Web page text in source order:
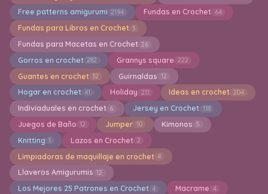
Free patterns amigurumi 2194 Fundas en Crochet 64
Fundas para Libros en Crochet 3
Fundas para Macetas en Crochet 26
Gorros en crochet 282 Grannys square 222
Guantes en crochet 32 Guirnaldas 12
Hogar en crochet 41 Holiday 211 Ideas en crochet 204
Indiviaduales en crochet 6 Jersey en Crochet 118
Juegos de Baño 12 Jumper 10 Kimonos 5
Knitting 1 Lazos en Crochet 2
Limpiadoras de maquillaje en crochet 4
Llaveros Amigurumis 12
Los Mejores 25 Patrones en Crochet 4 Macrame 4